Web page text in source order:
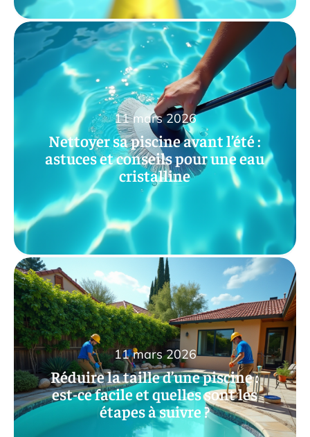
Nettoyer sa piscine avant l’été :
astuces et conseils pour une eau
cristalline
11 mars 2026
Réduire la taille d’une piscine :
est-ce facile et quelles sont les
étapes à suivre ?
11 mars 2026